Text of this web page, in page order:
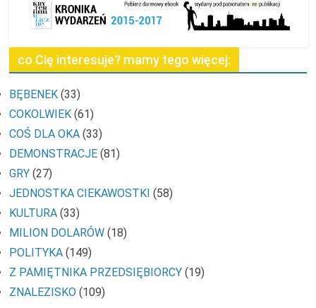
co Cię interesuje? mamy tego więcej:
BĘBENEK (33)
COKOLWIEK (61)
COŚ DLA OKA (33)
DEMONSTRACJE (81)
GRY (27)
JEDNOSTKA CIEKAWOSTKI (58)
KULTURA (33)
MILION DOLARÓW (18)
POLITYKA (149)
Z PAMIĘTNIKA PRZEDSIĘBIORCY (19)
ZNALEZISKO (109)